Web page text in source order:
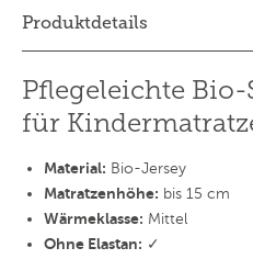
Produktdetails
Pflegeleichte
für
Material: Bio-Jersey
Matratzenhöhe: bis 15 cm
Wärmeklasse: Mittel
Ohne Elastan: ✓